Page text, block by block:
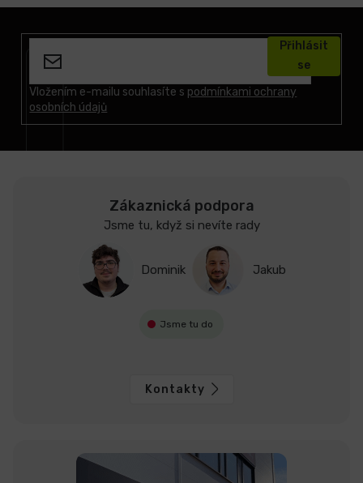
Vložením e-mailu souhlasíte s podmínkami ochrany
osobních údajů
Přihlásit
se
Zákaznická podpora
Jsme tu, když si nevíte rady
Dominik Jakub
Jsme tu do
Kontakty